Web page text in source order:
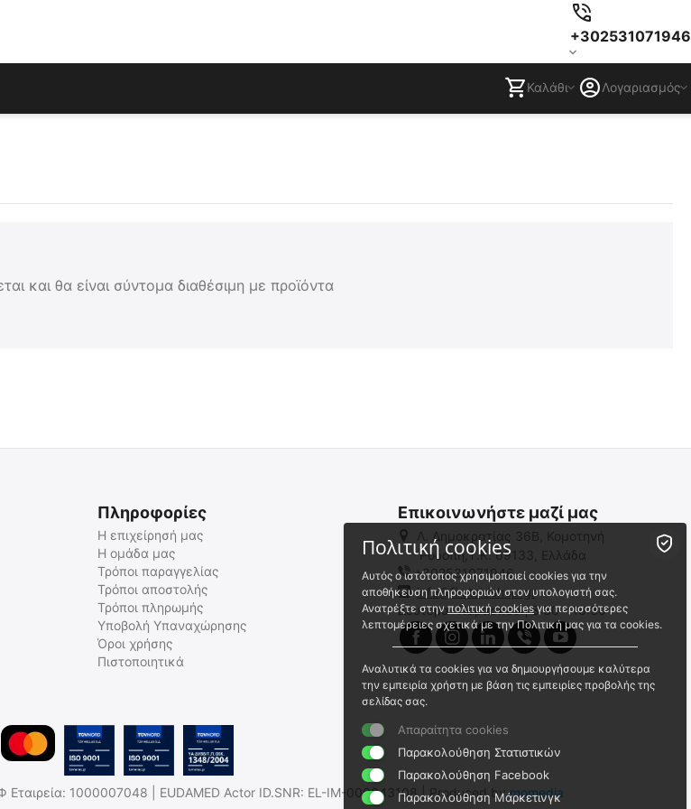
+302531071946
Καλάθι Λογαριασμός
και θα είναι σύντομα διαθέσιμη με προϊόντα
Πληροφορίες
Η επιχείρησή μας
Η ομάδα μας
Τρόποι παραγγελίας
Τρόποι αποστολής
Τρόποι πληρωμής
Υποβολή Υπαναχώρησης
Όροι χρήσης
Πιστοποιητικά
Επικοινωνήστε μαζί μας
Λ. Δημοκρατίας 36Β, Κομοτηνή
Ροδόπη,Τ.Κ. 69133, Ελλάδα
+302531071946
info@firstaidshop.gr
Δευτέρα- Παρασκευή 8:30 - 16:30
1000007048 | EUDAMED Actor ID.SNR: EL-IM-000043108 | Produced bymomedia
Πολιτική cookies
Αυτός ο ιστότοπος χρησιμοποιεί cookies για την
αποθήκευση πληροφοριών στον υπολογιστή σας.
Ανατρέξτε στηνπολιτική cookiesγια περισσότερες
λεπτομέρειες σχετικά με την Πολιτική μας για τα cookies.
Αναλυτικά τα cookies για να δημιουργήσουμε καλύτερα
την εμπειρία χρήστη με βάση τις εμπειρίες προβολής της
σελίδας σας.
Απαραίτητα cookies
Παρακολούθηση Στατιστικών
Παρακολούθηση Facebook
Παρακολούθηση Μάρκετινγκ